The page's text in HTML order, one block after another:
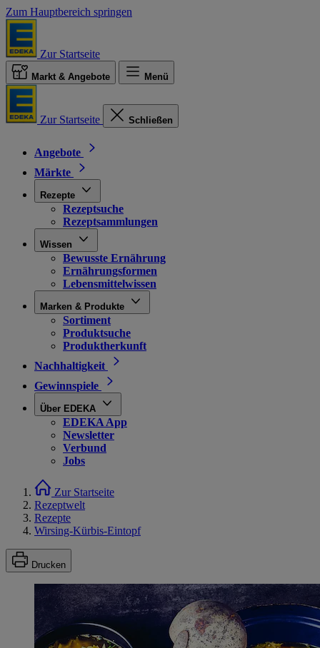
Zum Hauptbereich springen
Zur Startseite
Markt & Angebote Menü
Zur Startseite Schließen
Angebote
Märkte
Rezepte
Rezeptsuche
Rezeptsammlungen
Wissen
Bewusste Ernährung
Ernährungsformen
Lebensmittelwissen
Marken & Produkte
Sortiment
Produktsuche
Produktherkunft
Nachhaltigkeit
Gewinnspiele
Über EDEKA
EDEKA App
Newsletter
Verbund
Jobs
Zur Startseite
Rezeptwelt
Rezepte
Wirsing-Kürbis-Eintopf
Drucken